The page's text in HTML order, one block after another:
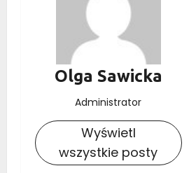
Olga Sawicka
Administrator
Wyświetl
wszystkie posty